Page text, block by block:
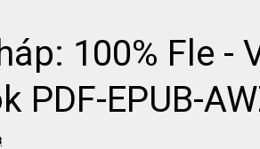
100% Fle -
PDF-EPUB-